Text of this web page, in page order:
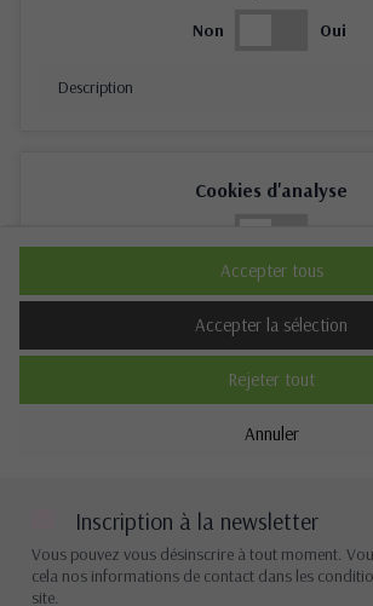
Non Oui
Description
Cookies d'analyse
Description
Cookies de performance
Annuler
Rejeter tout
Accepter la sélection
Accepter tous
Inscription à la newsletter
Vous pouvez vous désinscrire à tout moment.
cela nos informations de contact dans les
site.